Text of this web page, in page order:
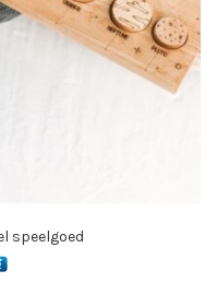
speelgoed